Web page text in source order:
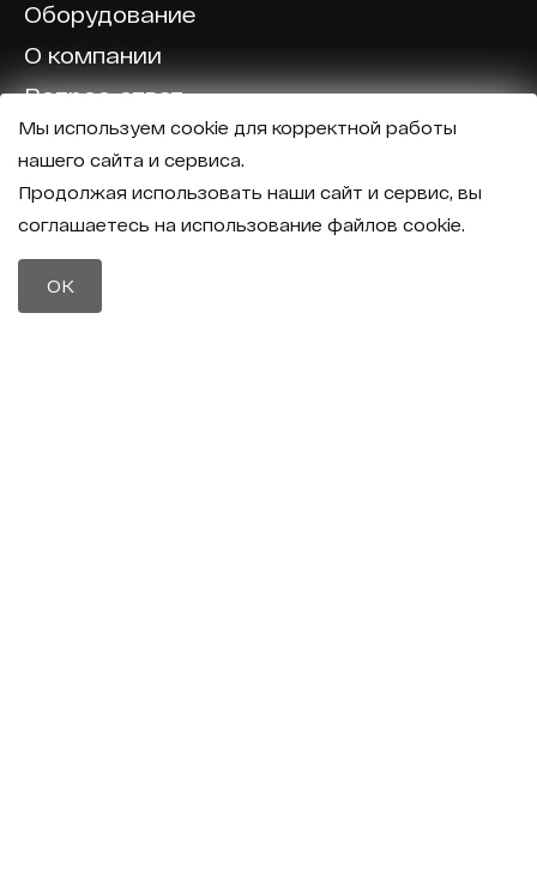
Оборудование
О компании
Вопрос-ответ
Отзывы
Политика конфиденциальности
8 (800) 600-40-37
Мы используем cookie для корректной работы
нашего сайта и сервиса.
Продолжая использовать наши сайт и сервис, вы
соглашаетесь на использование файлов cookie.
OK